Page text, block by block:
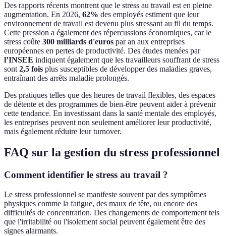
Des rapports récents montrent que le stress au travail est en pleine
augmentation. En 2026, 62% des employés estiment que leur
environnement de travail est devenu plus stressant au fil du temps.
Cette pression a également des répercussions économiques, car le
stress coûte 300 milliards d'euros par an aux entreprises
européennes en pertes de productivité. Des études menées par
l’INSEE indiquent également que les travailleurs souffrant de stress
sont 2,5 fois plus susceptibles de développer des maladies graves,
entraînant des arrêts maladie prolongés.
Des pratiques telles que des heures de travail flexibles, des espaces
de détente et des programmes de bien-être peuvent aider à prévenir
cette tendance. En investissant dans la santé mentale des employés,
les entreprises peuvent non seulement améliorer leur productivité,
mais également réduire leur turnover.
FAQ sur la gestion du stress professionnel
Comment identifier le stress au travail ?
Le stress professionnel se manifeste souvent par des symptômes
physiques comme la fatigue, des maux de tête, ou encore des
difficultés de concentration. Des changements de comportement tels
que l'irritabilité ou l'isolement social peuvent également être des
signes alarmants.